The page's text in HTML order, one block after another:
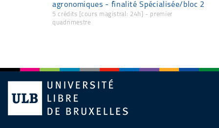
agronomiques - finalité Spécialisée/bloc 2
5 crédits [cours magistral: 24h] - premier
quadrimestre